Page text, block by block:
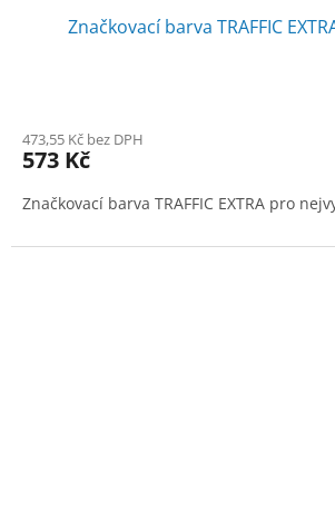
Značkovací barva TRAFFIC
473,55 Kč bez DPH
573 Kč
Značkovací barva TRAFFIC EXTRA pro